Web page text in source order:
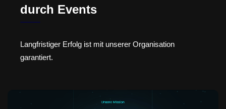
durch Events
Langfristiger Erfolg ist mit unserer Organisation
garantiert.